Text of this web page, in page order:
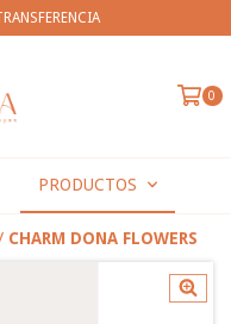
0
PRODUCTOS
CHARM DONA FLOWERS